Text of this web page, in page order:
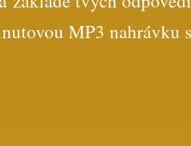
MP3